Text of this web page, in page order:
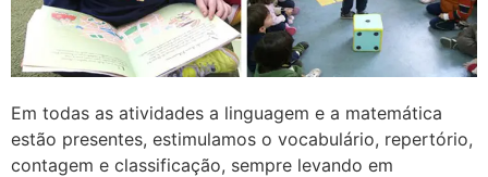
Em todas as atividades a linguagem e a matemática
estão presentes, estimulamos o vocabulário, repertório,
contagem e classificação, sempre levando em